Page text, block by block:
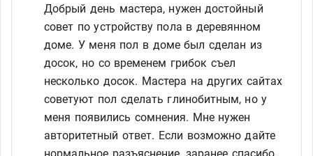
Добрый день мастера, нужен достойный
совет по устройству пола в деревянном
доме. У меня пол в доме был сделан из
досок, но со временем грибок съел
несколько досок. Мастера на других сайтах
советуют пол сделать глинобитным, но у
меня появились сомнения. Мне нужен
авторитетный ответ. Если возможно дайте